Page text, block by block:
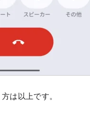
は以上です。